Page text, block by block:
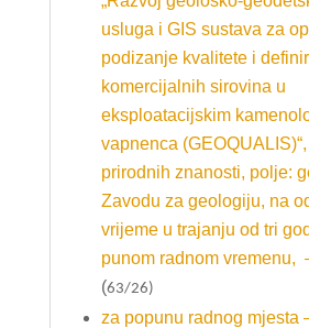
usluga i GIS sustava za
podizanje kvalitete i
komercijalnih sirovina u
eksploatacijskim
vapnenca
prirodnih znanosti, polje:
Zavodu za geologiju, na
vrijeme u trajanju od tri
punom radnom vremenu,
(63/26)
za popunu radnog mjesta